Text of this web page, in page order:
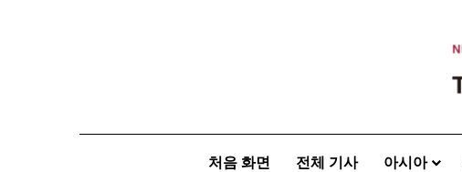
처음 화면 전체 기사 아시아